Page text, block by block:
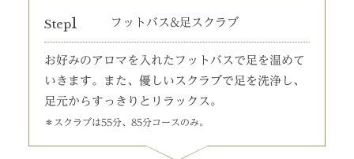
Step1 フットバス&足スクラブ
お好みのアロマを入れたフットバスで足を温めて
いきます。また、優しいスクラブで足を洗浄し、
足元からすっきりとリラックス。
＊スクラブは55分、85分コースのみ。